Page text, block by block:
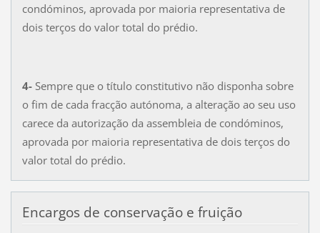
condóminos, aprovada por maioria representativa de
dois terços do valor total do prédio.
4-Sempre que o título constitutivo não disponha sobre
o fim de cada fracção autónoma, a alteração ao seu uso
carece da autorização da assembleia de condóminos,
aprovada por maioria representativa de dois terços do
valor total do prédio.
Encargos de conservação e fruição